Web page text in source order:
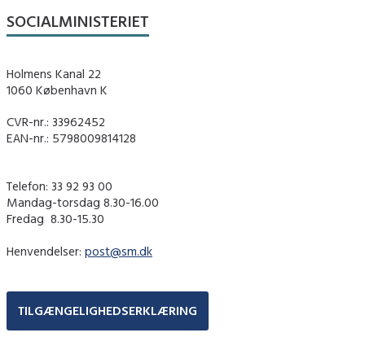
SOCIALMINISTERIET
Holmens Kanal 22
1060 København K
CVR-nr.: 33962452
EAN-nr.: 5798009814128
Telefon: 33 92 93 00
Mandag-torsdag 8.30-16.00
Fredag ​ 8.30-15.30
Henvendelser: post@sm.dk
TILGÆNGELIGHEDSERKLÆRING